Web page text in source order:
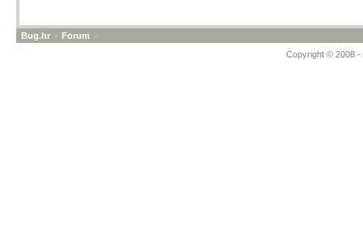
Bug.hr » Forum »
Copyright © 2008 -